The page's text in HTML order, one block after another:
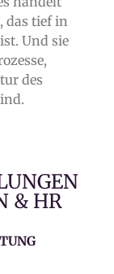
, das tief in
Und sie
des
& HR